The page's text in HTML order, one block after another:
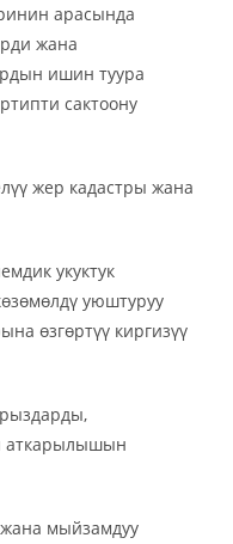
арасында
жана
ишин туура
сактоону
жер кадастры жана
укуктук
уюштуруу
өзгөртүү киргизүү
аткарылышын
мыйзамдуу